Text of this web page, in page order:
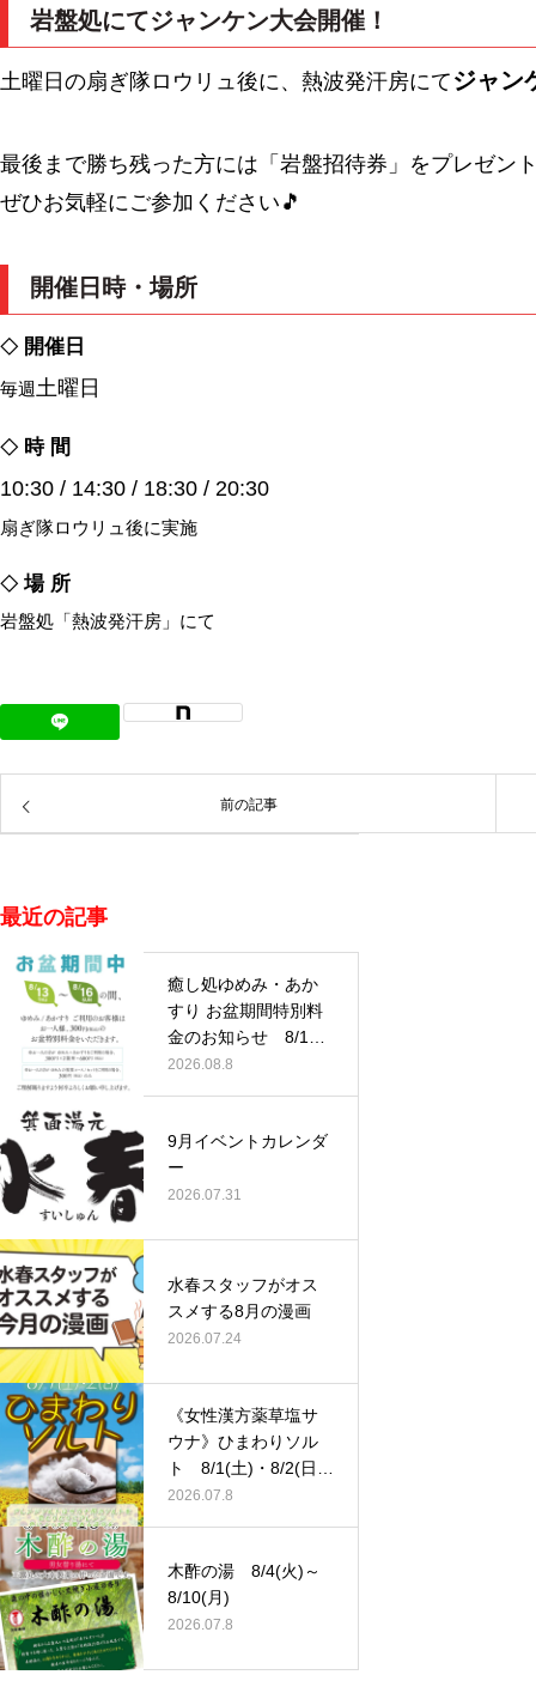
岩盤処にてジャンケン大会開催！
土曜日の扇ぎ隊ロウリュ後に、熱波発汗房にて ジャン
最後まで勝ち残った方には「岩盤招待券」をプレゼン
ぜひお気軽にご参加ください🎵
開催日時・場所
◇ 開催日
毎週土曜日
◇ 時 間
10:30 / 14:30 / 18:30 / 20:30
扇ぎ隊ロウリュ後に実施
◇ 場 所
岩盤処「熱波発汗房」にて
前の記事
最近の記事
癒し処ゆめみ・あか
すり お盆期間特別料
金のお知らせ 8/13
(木)…
2026.08.8
9月イベントカレンダ
ー
2026.07.31
水春スタッフがオス
スメする8月の漫画
2026.07.24
《女性漢方薬草塩サ
ウナ》ひまわりソル
ト 8/1(土)・8/2(日)
…
2026.07.8
木酢の湯 8/4(火)～
8/10(月)
2026.07.8